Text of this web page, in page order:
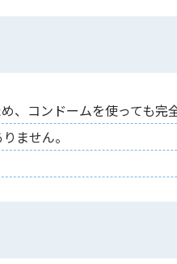
コンドームを使っても完
ません。